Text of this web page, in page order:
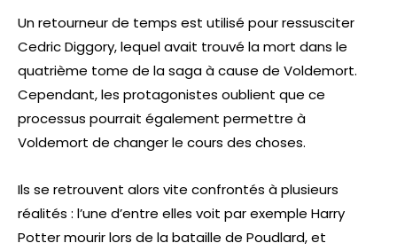
Un retourneur de temps est utilisé pour ressusciter
Cedric Diggory, lequel avait trouvé la mort dans le
quatrième tome de la saga à cause de Voldemort.
Cependant, les protagonistes oublient que ce
processus pourrait également permettre à
Voldemort de changer le cours des choses.
Ils se retrouvent alors vite confrontés à plusieurs
réalités : l’une d’entre elles voit par exemple Harry
Potter mourir lors de la bataille de Poudlard, et